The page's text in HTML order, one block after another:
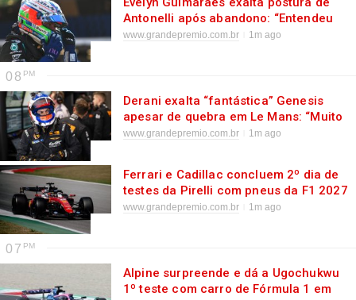
Antonelli após abandono: “Entendeu
que não devia ajoelhar no milho”
www.grandepremio.com.br 1m ago
08
Derani exalta “fantástica” Genesis
apesar de quebra em Le Mans: “Muito
potencial”
www.grandepremio.com.br 1m ago
Ferrari e Cadillac concluem 2º dia de
testes da Pirelli com pneus da F1 2027
em Barcelona
www.grandepremio.com.br 1m ago
07
Alpine surpreende e dá a Ugochukwu
1º teste com carro de Fórmula 1 em